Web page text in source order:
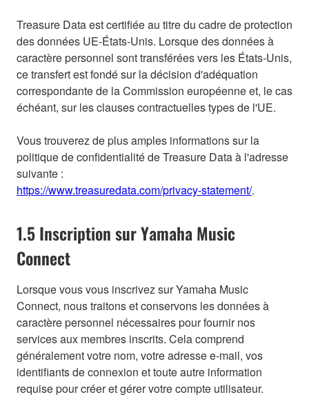
Treasure Data est certifiée au titre du cadre de protection
des données UE-États-Unis. Lorsque des données à
caractère personnel sont transférées vers les États-Unis,
ce transfert est fondé sur la décision d'adéquation
correspondante de la Commission européenne et, le cas
échéant, sur les clauses contractuelles types de l'UE.
Vous trouverez de plus amples informations sur la
politique de confidentialité de Treasure Data à l'adresse
suivante :
https://www.treasuredata.com/privacy-statement/.
1.5 Inscription sur Yamaha Music
Connect
Lorsque vous vous inscrivez sur Yamaha Music
Connect, nous traitons et conservons les données à
caractère personnel nécessaires pour fournir nos
services aux membres inscrits. Cela comprend
généralement votre nom, votre adresse e-mail, vos
identifiants de connexion et toute autre information
requise pour créer et gérer votre compte utilisateur.